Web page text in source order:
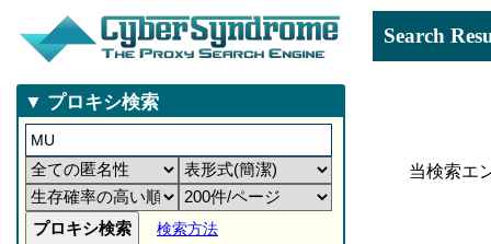
▼ プロキシ検索
検索方法
Search
当検索エ